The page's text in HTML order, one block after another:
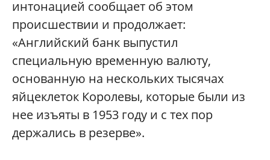
интонацией сообщает об этом
происшествии и продолжает:
«Английский банк выпустил
специальную временную валюту,
основанную на нескольких тысячах
яйцеклеток Королевы, которые были из
нее изъяты в 1953 году и с тех пор
держались в резерве».